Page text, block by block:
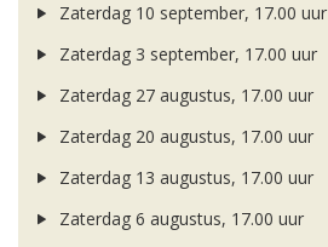
Zaterdag 10 september, 17.00 uur
Zaterdag 3 september, 17.00 uur
Zaterdag 27 augustus, 17.00 uur
Zaterdag 20 augustus, 17.00 uur
Zaterdag 13 augustus, 17.00 uur
Zaterdag 6 augustus, 17.00 uur